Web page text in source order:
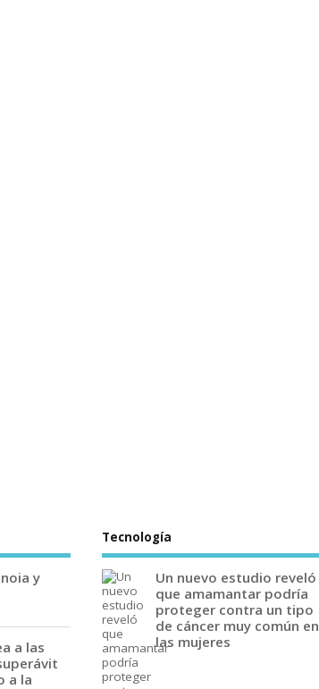
y
a las
a la
Tecnología
Un nuevo estudio reveló
que amamantar podría
proteger contra un tipo
de cáncer muy común en
las mujeres